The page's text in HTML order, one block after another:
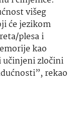
višeg
će jezikom
plesa i
kao
učinjeni zločini
rekao